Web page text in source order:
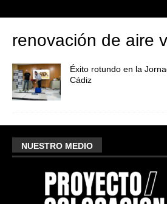
renovación de aire
Éxito rotundo en la
Cádiz
NUESTRO MEDIO